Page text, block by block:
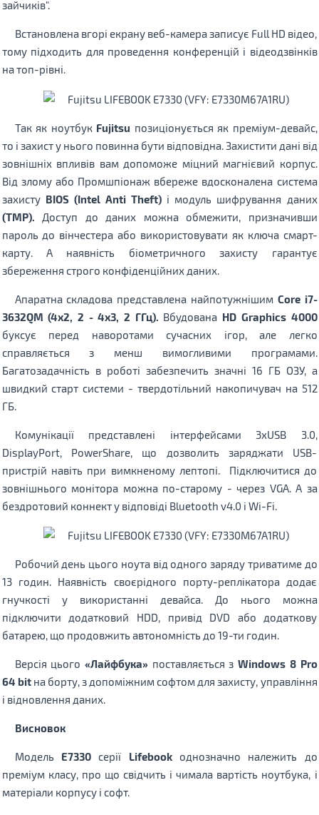
зайчиків".
Встановлена ​​вгорі екрану веб-камера записує Full HD відео,
тому підходить для проведення конференцій і відеодзвінків
на топ-рівні.
Так як ноутбук Fujitsu позиціонується як преміум-девайс,
то і захист у нього повинна бути відповідна. Захистити дані від
зовнішніх впливів вам допоможе міцний магнієвий корпус.
Від злому або Промшпіонаж вбереже вдосконалена система
захисту BIOS (Intel Anti Theft) і модуль шифрування даних
(TMP). Доступ до даних можна обмежити, призначивши
пароль до вінчестера або використовувати як ключа смарт-
карту. А наявність біометричного захисту гарантує
збереження строго конфіденційних даних.
Апаратна складова представлена ​​найпотужнішим Core i7-
3632QM (4х2, 2 - 4х3, 2 ГГц). Вбудована HD Graphics 4000
буксує перед наворотами сучасних ігор, але легко
справляється з менш вимогливими програмами.
Багатозадачність в роботі забезпечить значні 16 ГБ ОЗУ, а
швидкий старт системи - твердотільний накопичувач на 512
ГБ.
Комунікації представлені інтерфейсами 3xUSB 3.0,
DisplayPort, PowerShare, що дозволить заряджати USB-
пристрій навіть при вимкненому лептопі. Підключитися до
зовнішнього монітора можна по-старому - через VGA. А за
бездротовий коннект у відповіді Bluetooth v4.0 і Wi-Fi.
Робочий день цього ноута від одного заряду триватиме до
13 годин. Наявність своєрідного порту-реплікатора додає
гнучкості у використанні девайса. До нього можна
підключити додатковий HDD, привід DVD або додаткову
батарею, що продовжить автономність до 19-ти годин.
Версія цього «Лайфбука»поставляється зWindows 8 Pro
64 bitна борту, з допоміжним софтом для захисту, управління
і відновлення даних.
Висновок
Модель E7330серії Lifebookоднозначно належить до
преміум класу, про що свідчить і чимала вартість ноутбука, і
матеріали корпусу і софт.